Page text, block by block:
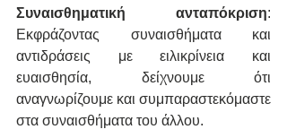
Συναισθηματική ανταπόκριση:
Εκφράζοντας συναισθήματα και
αντιδράσεις με ειλικρίνεια και
ευαισθησία, δείχνουμε ότι
αναγνωρίζουμε και συμπαραστεκόμαστε
στα συναισθήματα του άλλου.